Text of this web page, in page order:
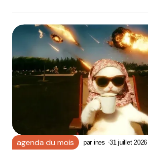
agenda du mois par ines 31 juillet 2026